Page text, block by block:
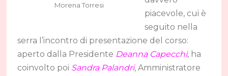
Morena Torresi
piacevole, cui è
seguito nella
serra l’incontro di presentazione del corso:
aperto dalla Presidente Deanna Capecchi, ha
coinvolto poi Sandra Palandri, Amministratore